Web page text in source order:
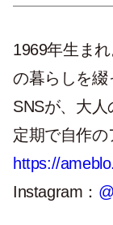
1969年生ま
の暮らしを綴
SNSが、大
定期で自作の
https://
Instagram：